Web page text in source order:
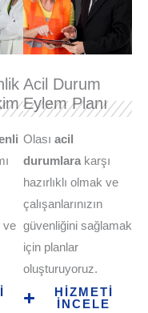
ve
Acil Durum
Eylem Planı
Olası acil
durumlara karşı
hazırlıklı olmak ve
çalışanlarınızın
güvenliğini sağlamak
için planlar
oluşturuyoruz.
HİZMETİ
İNCELE